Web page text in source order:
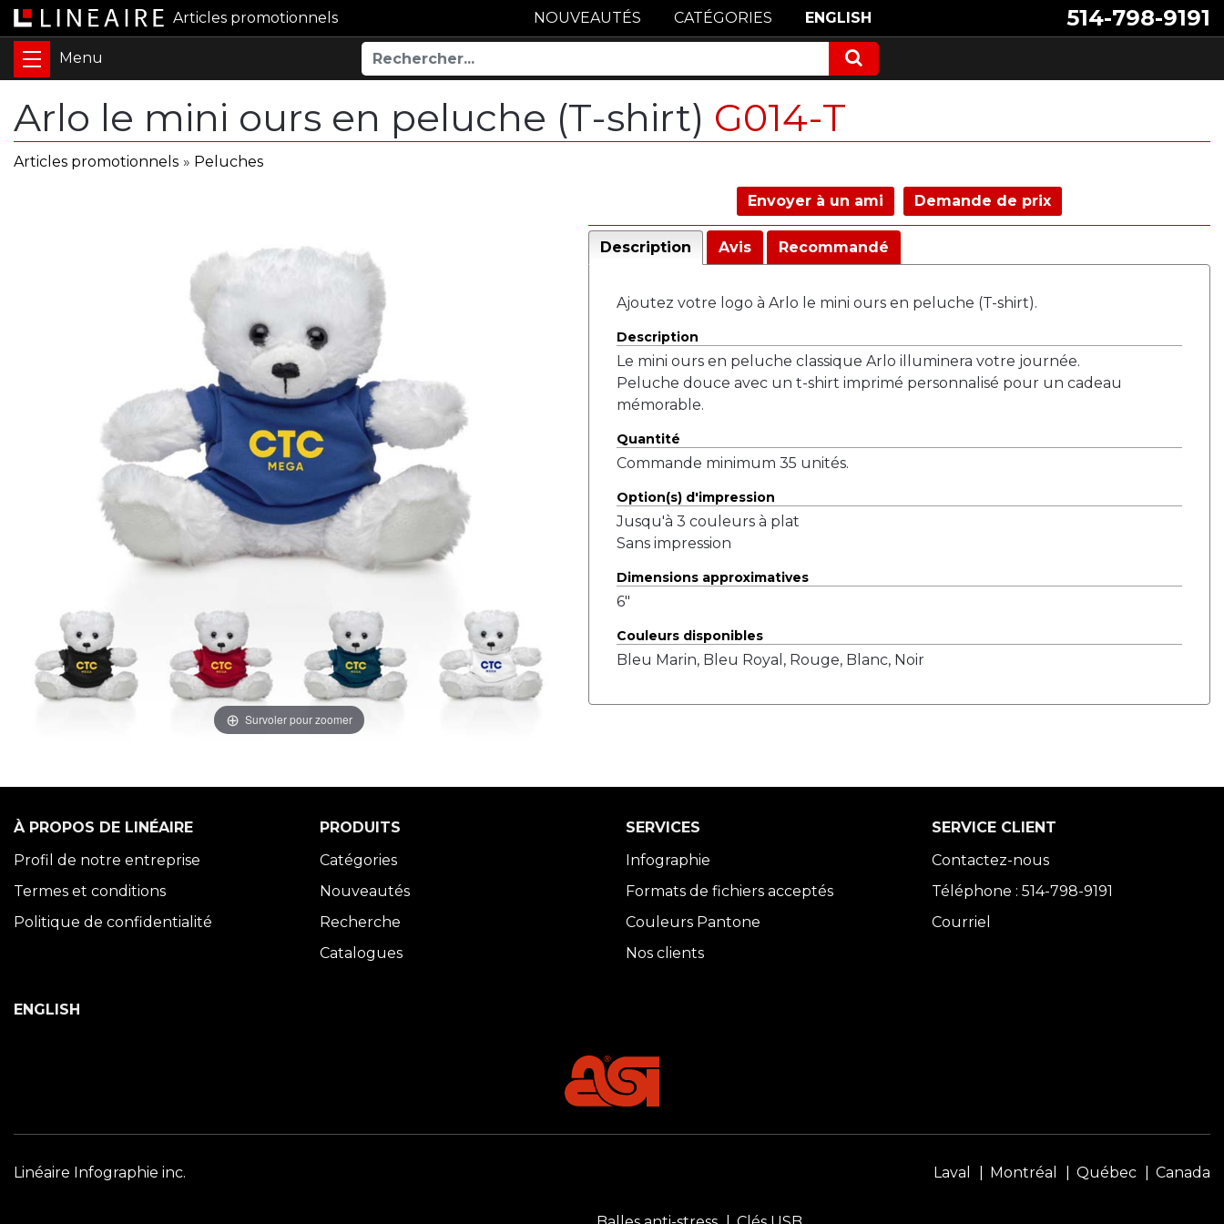
Articles promotionnels 514-798-9191
NOUVEAUTÉS CATÉGORIES ENGLISH
Arlo le mini ours en peluche (T-shirt) G014-T
Articles promotionnels » Peluches
Survoler pour zoomer
Envoyer à un ami Demande de prix
Description Avis Recommandé
Ajoutez votre logo à Arlo le mini ours en peluche (T-shirt).
Description
Le mini ours en peluche classique Arlo illuminera votre journée.
Peluche douce avec un t-shirt imprimé personnalisé pour un cadeau
mémorable.
Quantité
Commande minimum 35 unités.
Option(s) d'impression
Jusqu'à 3 couleurs à plat
Sans impression
Dimensions approximatives
6"
Couleurs disponibles
Bleu Marin, Bleu Royal, Rouge, Blanc, Noir
À PROPOS DE LINÉAIRE
Profil de notre entreprise
Termes et conditions
Politique de confidentialité
PRODUITS
Catégories
Nouveautés
Recherche
Catalogues
SERVICES
Infographie
Formats de fichiers acceptés
Couleurs Pantone
Nos clients
SERVICE CLIENT
Contactez-nous
Téléphone : 514-798-9191
Courriel
ENGLISH
Linéaire Infographie inc. Laval Montréal Québec Canada